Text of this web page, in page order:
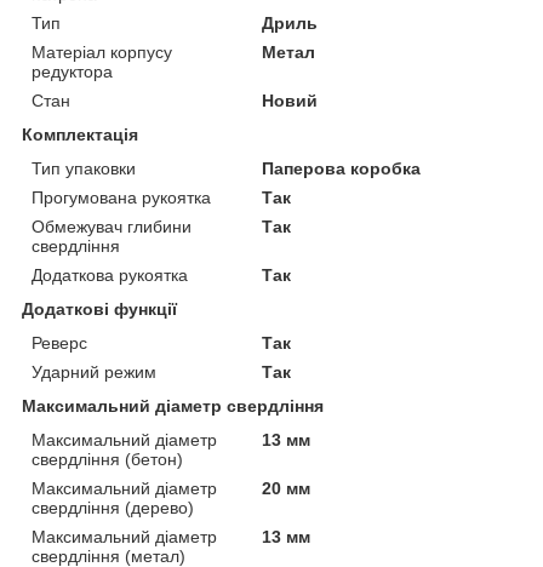
Тип
Дриль
Матеріал корпусу
редуктора
Метал
Стан
Новий
Комплектація
Тип упаковки
Паперова коробка
Прогумована рукоятка
Так
Обмежувач глибини
свердління
Так
Додаткова рукоятка
Так
Додаткові функції
Реверс
Так
Ударний режим
Так
Максимальний діаметр свердління
Максимальний діаметр
свердління (бетон)
13 мм
Максимальний діаметр
свердління (дерево)
20 мм
Максимальний діаметр
свердління (метал)
13 мм